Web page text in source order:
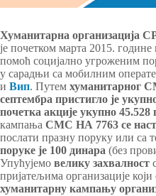
Хуманитарна организација
је почетком марта 2015.
помоћ социјално угроженим
у сарадњи са мобилним
и Вип. Путем хуманитарног
септембра пристигло је
почетка акције укупно 45.528
кампања СМС НА 7763 се
послати празну поруку или са
поруке је 100 динара (без
Упућујемо велику захвалност
пријатељима организације
хуманитарну кампању